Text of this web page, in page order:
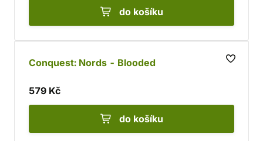
do košíku
Conquest: Nords - Blooded
579 Kč
do košíku